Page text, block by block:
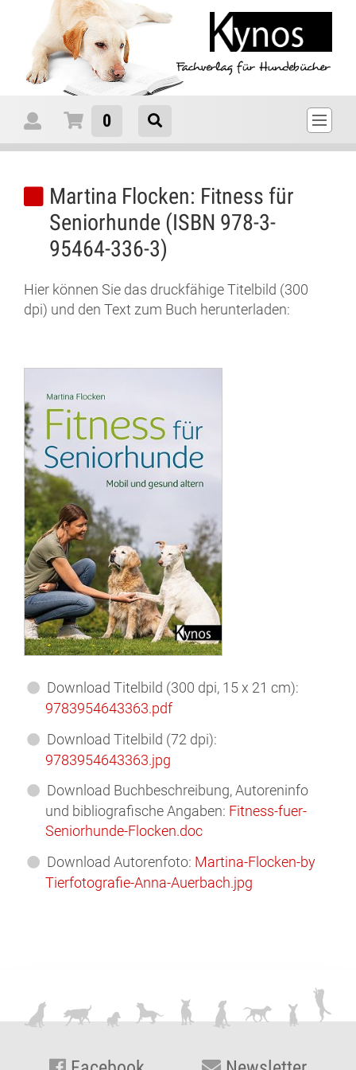
Martina Flocken: Fitness für
Seniorhunde (ISBN 978-3-
95464-336-3)
Hier können Sie das druckfähige Titelbild (300
dpi) und den Text zum Buch herunterladen:
Download Titelbild (300 dpi, 15 x 21 cm):
9783954643363.pdf
Download Titelbild (72 dpi):
9783954643363.jpg
Download Buchbeschreibung, Autoreninfo
und bibliografische Angaben: Fitness-fuer-
Seniorhunde-Flocken.doc
Download Autorenfoto: Martina-Flocken-by
Tierfotografie-Anna-Auerbach.jpg
0